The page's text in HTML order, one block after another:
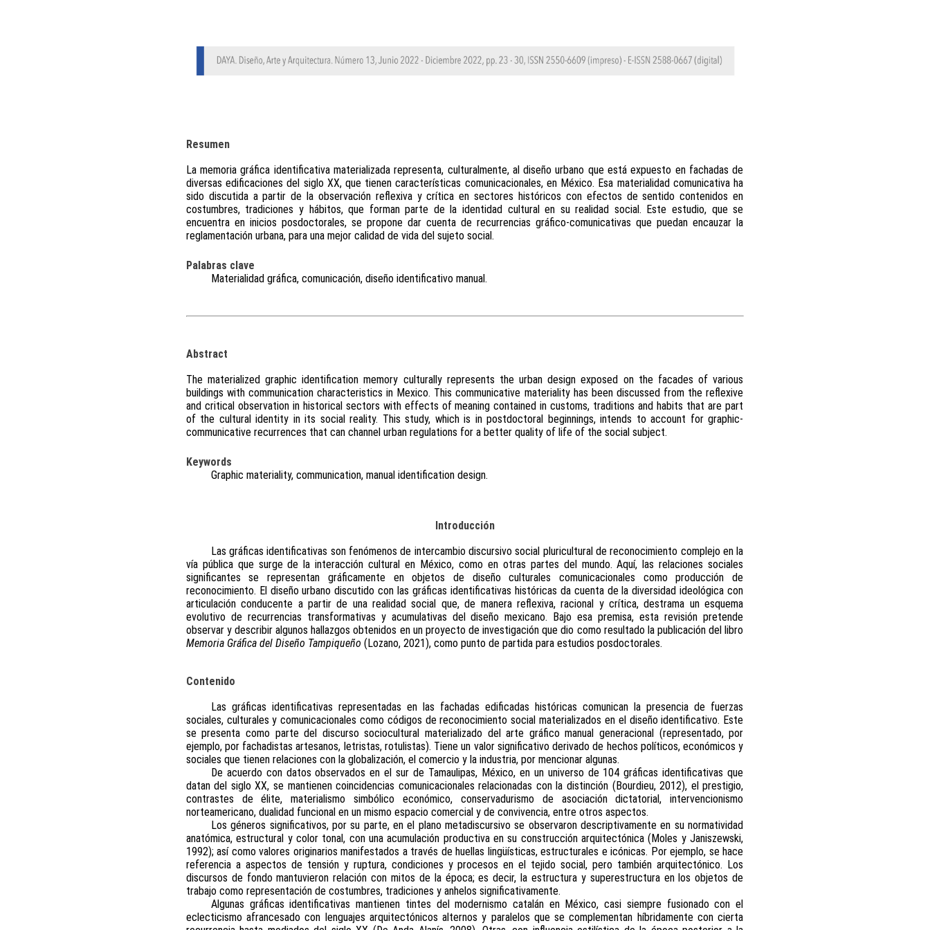
Resumen
La memoria gráfica identificativa materializada representa, culturalmente, al diseño urbano que está expuesto en fachadas de
diversas edificaciones del siglo XX, que tienen características comunicacionales, en México. Esa materialidad comunicativa ha
sido discutida a partir de la observación reflexiva y crítica en sectores históricos con efectos de sentido contenidos en
costumbres, tradiciones y hábitos, que forman parte de la identidad cultural en su realidad social. Este estudio, que se
encuentra en inicios posdoctorales, se propone dar cuenta de recurrencias gráfico-comunicativas que puedan encauzar la
reglamentación urbana, para una mejor calidad de vida del sujeto social.
Palabras clave
Materialidad gráfica, comunicación, diseño identificativo manual.
Abstract
The materialized graphic identification memory culturally represents the urban design exposed on the facades of various
buildings with communication characteristics in Mexico. This communicative materiality has been discussed from the reflexive
and critical observation in historical sectors with effects of meaning contained in customs, traditions and habits that are part
of the cultural identity in its social reality. This study, which is in postdoctoral beginnings, intends to account for graphic-
communicative recurrences that can channel urban regulations for a better quality of life of the social subject.
Keywords
Graphic materiality, communication, manual identification design.
Introducción
Las gráficas identificativas son fenómenos de intercambio discursivo social pluricultural de reconocimiento complejo en la
vía pública que surge de la interacción cultural en México, como en otras partes del mundo. Aquí, las relaciones sociales
significantes se representan gráficamente en objetos de diseño culturales comunicacionales como producción de
reconocimiento. El diseño urbano discutido con las gráficas identificativas históricas da cuenta de la diversidad ideológica con
articulación conducente a partir de una realidad social que, de manera reflexiva, racional y crítica, destrama un esquema
evolutivo de recurrencias transformativas y acumulativas del diseño mexicano. Bajo esa premisa, esta revisión pretende
observar y describir algunos hallazgos obtenidos en un proyecto de investigación que dio como resultado la publicación del libro
Memoria Gráfica del Diseño Tampiqueño (Lozano, 2021), como punto de partida para estudios posdoctorales.
Contenido
Las gráficas identificativas representadas en las fachadas edificadas históricas comunican la presencia de fuerzas
sociales, culturales y comunicacionales como códigos de reconocimiento social materializados en el diseño identificativo. Este
se presenta como parte del discurso sociocultural materializado del arte gráfico manual generacional (representado, por
ejemplo, por fachadistas artesanos, letristas, rotulistas). Tiene un valor significativo derivado de hechos políticos, económicos y
sociales que tienen relaciones con la globalización, el comercio y la industria, por mencionar algunas.
De acuerdo con datos observados en el sur de Tamaulipas, México, en un universo de 104 gráficas identificativas que
datan del siglo XX, se mantienen coincidencias comunicacionales relacionadas con la distinción (Bourdieu, 2012), el prestigio,
contrastes de élite, materialismo simbólico económico, conservadurismo de asociación dictatorial, intervencionismo
norteamericano, dualidad funcional en un mismo espacio comercial y de convivencia, entre otros aspectos.
Los géneros significativos, por su parte, en el plano metadiscursivo se observaron descriptivamente en su normatividad
anatómica, estructural y color tonal, con una acumulación productiva en su construcción arquitectónica (Moles y Janiszewski,
1992); así como valores originarios manifestados a través de huellas lingüísticas, estructurales e icónicas. Por ejemplo, se hace
referencia a aspectos de tensión y ruptura, condiciones y procesos en el tejido social, pero también arquitectónico. Los
discursos de fondo mantuvieron relación con mitos de la época; es decir, la estructura y superestructura en los objetos de
trabajo como representación de costumbres, tradiciones y anhelos significativamente.
Algunas gráficas identificativas mantienen tintes del modernismo catalán en México, casi siempre fusionado con el
eclecticismo afrancesado con lenguajes arquitectónicos alternos y paralelos que se complementan híbridamente con cierta